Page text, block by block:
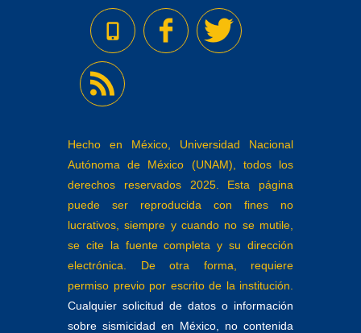
Hecho en México, Universidad Nacional
Autónoma de México (UNAM), todos los
derechos reservados 2025. Esta página
puede ser reproducida con fines no
lucrativos, siempre y cuando no se mutile,
se cite la fuente completa y su dirección
electrónica. De otra forma, requiere
permiso previo por escrito de la institución.
Cualquier solicitud de datos o información
sobre sismicidad en México, no contenida